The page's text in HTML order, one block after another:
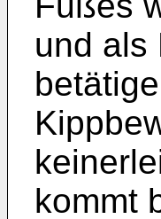
und als
kommt